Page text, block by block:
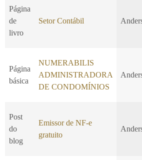
Página
de
livro
Setor Contábil
Página
básica
NUMERABILIS
ADMINISTRADORA
DE CONDOMÍNIOS
Post
do
blog
Emissor de NF-e
gratuito